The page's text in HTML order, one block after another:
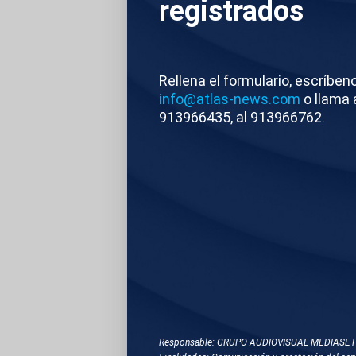
registrados
Rellena el formulario,
info@atlas-news.com o llama
913966435, al 913966762.
Responsable: GRUPO AUDIOVISUAL
ministro de
más peligrosos
estudian y se
visitamos el
las redes sociales.